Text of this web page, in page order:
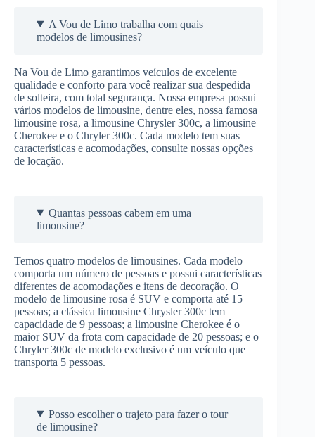
A Vou de Limo trabalha com quais
modelos de limousines?
Na Vou de Limo garantimos veículos de excelente
qualidade e conforto para você realizar sua despedida
de solteira, com total segurança. Nossa empresa possui
vários modelos de limousine, dentre eles, nossa famosa
limousine rosa, a limousine Chrysler 300c, a limousine
Cherokee e o Chryler 300c. Cada modelo tem suas
características e acomodações, consulte nossas opções
de locação.
Quantas pessoas cabem em uma
limousine?
Temos quatro modelos de limousines. Cada modelo
comporta um número de pessoas e possui características
diferentes de acomodações e itens de decoração. O
modelo de limousine rosa é SUV e comporta até 15
pessoas; a clássica limousine Chrysler 300c tem
capacidade de 9 pessoas; a limousine Cherokee é o
maior SUV da frota com capacidade de 20 pessoas; e o
Chryler 300c de modelo exclusivo é um veículo que
transporta 5 pessoas.
Posso escolher o trajeto para fazer o tour
de limousine?